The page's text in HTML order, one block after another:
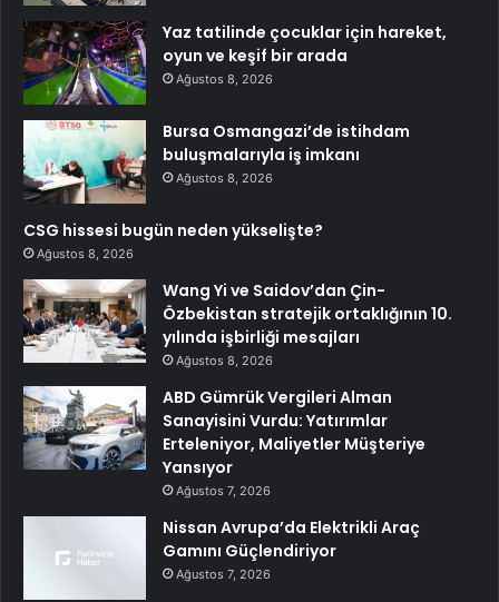
Yaz tatilinde çocuklar için hareket,
oyun ve keşif bir arada
Ağustos 8, 2026
Bursa Osmangazi’de istihdam
buluşmalarıyla iş imkanı
Ağustos 8, 2026
CSG hissesi bugün neden yükselişte?
Ağustos 8, 2026
Wang Yi ve Saidov’dan Çin-
Özbekistan stratejik ortaklığının 10.
yılında işbirliği mesajları
Ağustos 8, 2026
ABD Gümrük Vergileri Alman
Sanayisini Vurdu: Yatırımlar
Erteleniyor, Maliyetler Müşteriye
Yansıyor
Ağustos 7, 2026
Nissan Avrupa’da Elektrikli Araç
Gamını Güçlendiriyor
Ağustos 7, 2026